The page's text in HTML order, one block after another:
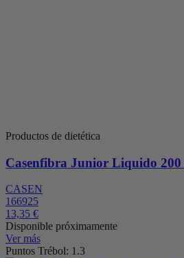
Productos de dietética
Casenfibra Junior Liquido 200
CASEN
166925
13,35 €
Disponible próximamente
Ver más
Puntos Trébol: 1.3